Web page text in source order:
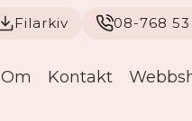
Filarkiv 08-768 53
Om Kontakt